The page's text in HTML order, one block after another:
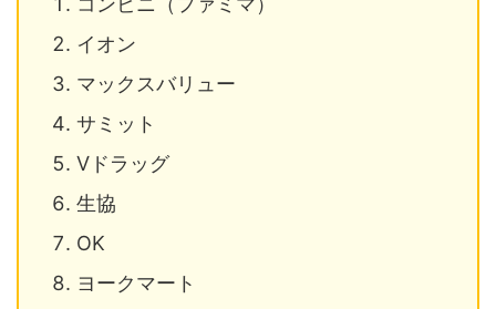
イオン
マックスバリュー
サミット
Vドラッグ
生協
OK
ヨークマート